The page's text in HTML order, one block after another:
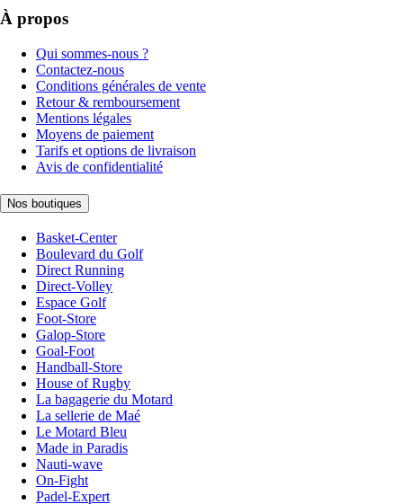
À propos
Qui sommes-nous ?
Contactez-nous
Conditions générales de vente
Retour & remboursement
Mentions légales
Moyens de paiement
Tarifs et options de livraison
Avis de confidentialité
Nos boutiques
Basket-Center
Boulevard du Golf
Direct Running
Direct-Volley
Espace Golf
Foot-Store
Galop-Store
Goal-Foot
Handball-Store
House of Rugby
La bagagerie du Motard
La sellerie de Maé
Le Motard Bleu
Made in Paradis
Nauti-wave
On-Fight
Padel-Expert